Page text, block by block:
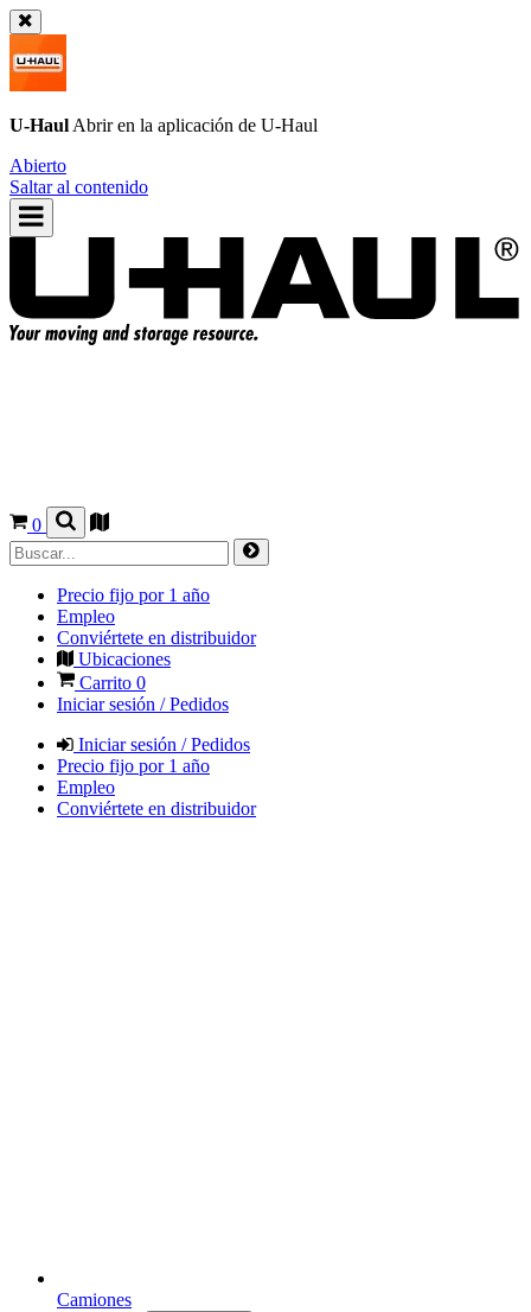
U-Haul Abrir en la aplicación de U-Haul
Abierto
Saltar al contenido
0
Precio fijo por 1 año
Empleo
Conviértete en distribuidor
Ubicaciones
Carrito 0
Iniciar sesión / Pedidos
Iniciar sesión / Pedidos
Precio fijo por 1 año
Empleo
Conviértete en distribuidor
Camiones